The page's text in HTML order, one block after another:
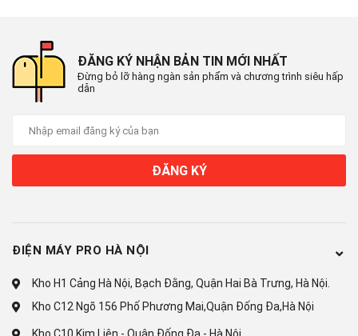
Chế độ Eco sẽ giúp máy lạnh vận hành với lượng điện tiêu thụ
tối ưu và duy trì độ lạnh vừa phải trong quá trình sử dụng, giúp
bạn tiết kiệm điện năng một cách hiệu quả.
*Hình ảnh chỉ mang tính chất minh họa
ĐĂNG KÝ NHẬN BẢN TIN MỚI NHẤT
Đừng bỏ lỡ hàng ngàn sản phẩm và chương trình siêu hấp
dẫn
ĐĂNG KÝ
ĐIỆN MÁY PRO HÀ NỘI
Kho H1 Cảng Hà Nội, Bạch Đằng, Quận Hai Bà Trưng, Hà Nội.
Kho C12 Ngõ 156 Phố Phương Mai,Quận Đống Đa,Hà Nội